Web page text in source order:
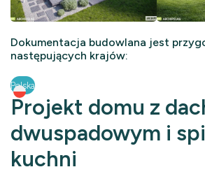
Dokumentacja budowlana jest
następujących krajów:
Polska
Projekt domu z
dwuspadowym i
kuchni